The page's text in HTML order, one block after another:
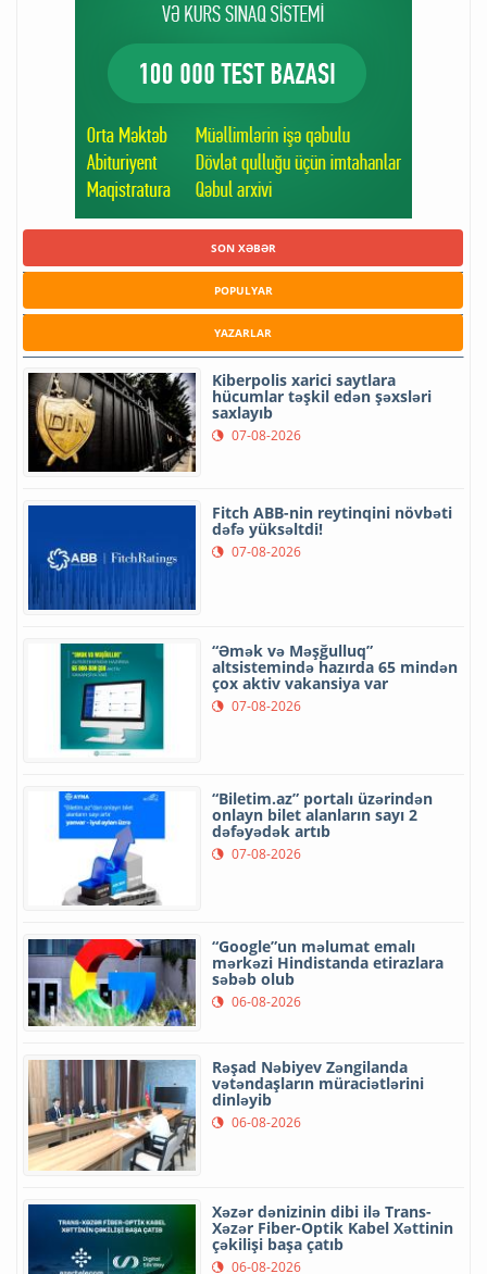
SON XƏBƏR
POPULYAR
YAZARLAR
Kiberpolis xarici saytlara
hücumlar təşkil edən şəxsləri
saxlayıb
07-08-2026
Fitch ABB-nin reytinqini növbəti
dəfə yüksəltdi!
07-08-2026
“Əmək və Məşğulluq”
altsistemində hazırda 65 mindən
çox aktiv vakansiya var
07-08-2026
“Biletim.az” portalı üzərindən
onlayn bilet alanların sayı 2
dəfəyədək artıb
07-08-2026
“Google”un məlumat emalı
mərkəzi Hindistanda etirazlara
səbəb olub
06-08-2026
Rəşad Nəbiyev Zəngilanda
vətəndaşların müraciətlərini
dinləyib
06-08-2026
Xəzər dənizinin dibi ilə Trans-
Xəzər Fiber-Optik Kabel Xəttinin
çəkilişi başa çatıb
06-08-2026